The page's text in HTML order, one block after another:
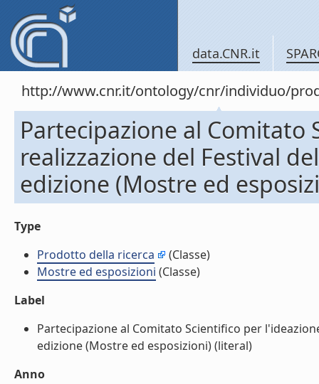
data.CNR.it
http://www.cnr.it/ontology/cnr/individuo/
Partecipazione al Comitato
realizzazione del Festival
edizione (Mostre ed
Type
Prodotto della ricerca
(Classe)
Mostre ed esposizioni (Classe)
Label
Partecipazione al Comitato Scientifico per
edizione (Mostre ed esposizioni) (literal)
Anno